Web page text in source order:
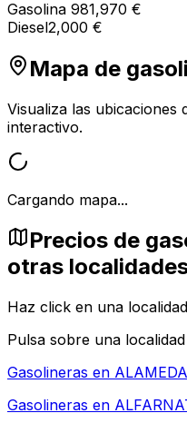
Gasolina 981,970 €
Diesel2,000 €
Mapa de
Visualiza las ubicaciones
interactivo.
Cargando mapa...
Precios de
otras
Haz click en una
Pulsa sobre una
Gasolineras en ALAMEDA
Gasolineras en